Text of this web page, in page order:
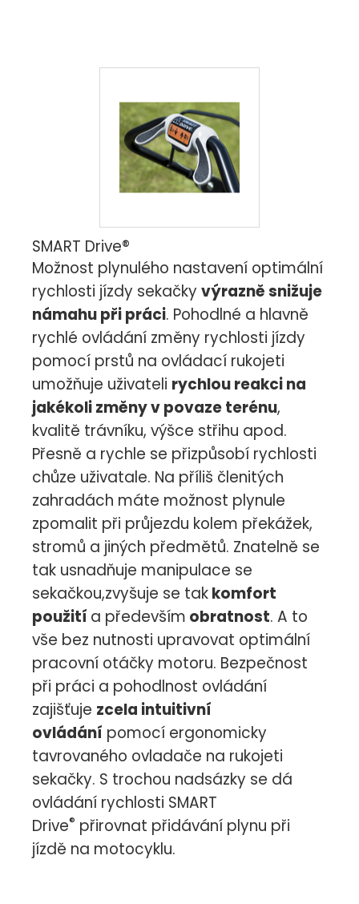
SMART Drive®
Možnost plynulého nastavení optimální
rychlosti jízdy sekačky výrazně snižuje
námahu při práci. Pohodlné a hlavně
rychlé ovládání změny rychlosti jízdy
pomocí prstů na ovládací rukojeti
umožňuje uživateli rychlou reakci na
jakékoli změny v povaze terénu,
kvalitě trávníku, výšce střihu apod.
Přesně a rychle se přizpůsobí rychlosti
chůze uživatale. Na příliš členitých
zahradách máte možnost plynule
zpomalit při průjezdu kolem překážek,
stromů a jiných předmětů. Znatelně se
tak usnadňuje manipulace se
sekačkou,zvyšuje se takkomfort
použití a především obratnost. A to
vše bez nutnosti upravovat optimální
pracovní otáčky motoru. Bezpečnost
při práci a pohodlnost ovládání
zajišťuje zcela intuitivní
ovládání pomocí ergonomicky
tavrovaného ovladače na rukojeti
sekačky. S trochou nadsázky se dá
ovládání rychlosti SMART
Drive® přirovnat přidávání plynu při
jízdě na motocyklu.